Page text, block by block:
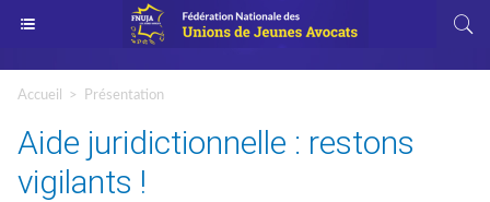
Accueil > Présentation
Aide juridictionnelle : restons
vigilants !